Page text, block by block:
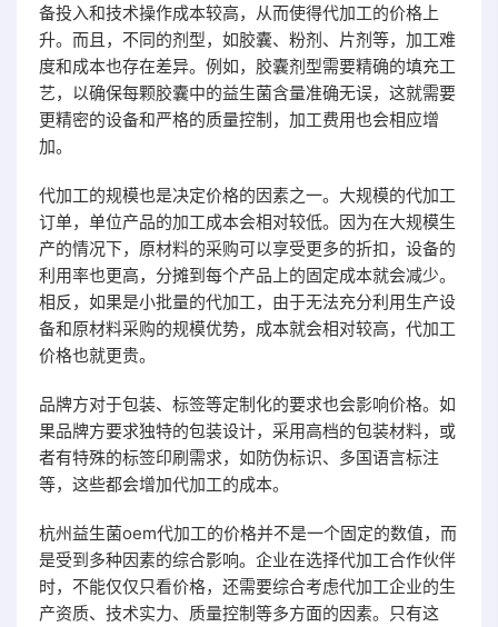
备投入和技术操作成本较高，从而使得代加工的价格上
升。而且，不同的剂型，如胶囊、粉剂、片剂等，加工难
度和成本也存在差异。例如，胶囊剂型需要精确的填充工
艺，以确保每颗胶囊中的益生菌含量准确无误，这就需要
更精密的设备和严格的质量控制，加工费用也会相应增
加。
代加工的规模也是决定价格的因素之一。大规模的代加工
订单，单位产品的加工成本会相对较低。因为在大规模生
产的情况下，原材料的采购可以享受更多的折扣，设备的
利用率也更高，分摊到每个产品上的固定成本就会减少。
相反，如果是小批量的代加工，由于无法充分利用生产设
备和原材料采购的规模优势，成本就会相对较高，代加工
价格也就更贵。
品牌方对于包装、标签等定制化的要求也会影响价格。如
果品牌方要求独特的包装设计，采用高档的包装材料，或
者有特殊的标签印刷需求，如防伪标识、多国语言标注
等，这些都会增加代加工的成本。
杭州益生菌oem代加工的价格并不是一个固定的数值，而
是受到多种因素的综合影响。企业在选择代加工合作伙伴
时，不能仅仅只看价格，还需要综合考虑代加工企业的生
产资质、技术实力、质量控制等多方面的因素。只有这